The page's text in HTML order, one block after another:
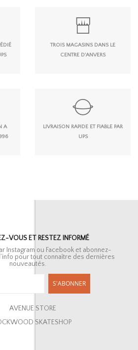
TROIS MAGASINS DANS LE
CENTRE D'ANVERS
A
LIVRAISON RAPIDE ET FIABLE PAR
UPS
VOUS ET RESTEZ INFORMÉ
Instagram ou Facebook et abonnez-
pour tout connaître des dernières
nouveautés.
S'ABONNER
AVENUE STORE
SKATESHOP